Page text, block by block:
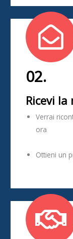
02.
Ricevi
Verrai
ora
Ottieni un